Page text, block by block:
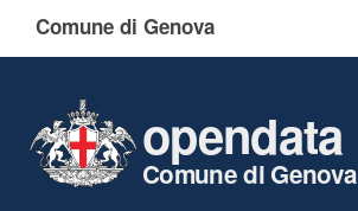
Comune di Genova
opendata
Comune di Genova